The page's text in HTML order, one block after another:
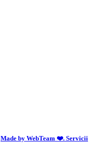
Made by WebTeam ❤️. Servicii